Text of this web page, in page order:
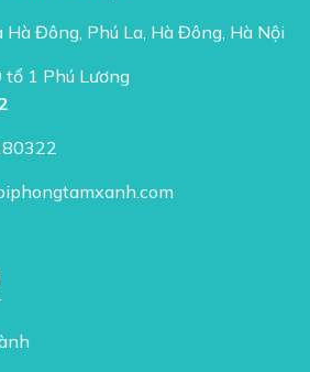
Đông, Phú La, Hà Đông, Hà Nội
tổ 1 Phú Lương